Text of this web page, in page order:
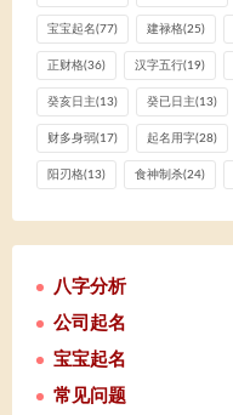
宝宝起名(77) 建禄格(25)
正财格(36) 汉字五行(19)
癸亥日主(13) 癸已日主(13)
财多身弱(17) 起名用字(28)
阳刃格(13) 食神制杀(24)
八字分析
公司起名
宝宝起名
常见问题